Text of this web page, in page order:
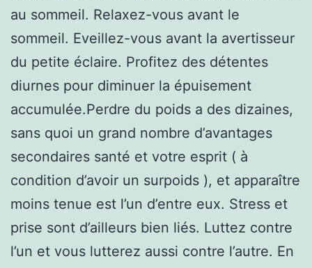
au sommeil. Relaxez-vous avant le
sommeil. Eveillez-vous avant la avertisseur
du petite éclaire. Profitez des détentes
diurnes pour diminuer la épuisement
accumulée.Perdre du poids a des dizaines,
sans quoi un grand nombre d’avantages
secondaires santé et votre esprit ( à
condition d’avoir un surpoids ), et apparaître
moins tenue est l’un d’entre eux. Stress et
prise sont d’ailleurs bien liés. Luttez contre
l’un et vous lutterez aussi contre l’autre. En